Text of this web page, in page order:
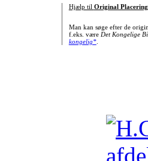
Hjælp til Original Placering
Man kan søge efter de
f.eks. være Det Kongelige
kongelig*.